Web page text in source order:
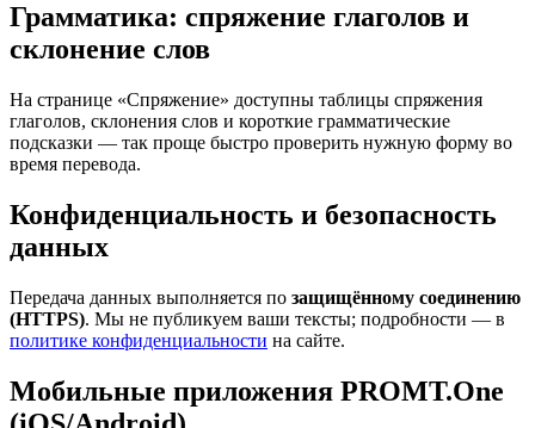
Грамматика: спряжение глаголов и
склонение слов
На странице «Спряжение» доступны таблицы спряжения
глаголов, склонения слов и короткие грамматические
подсказки — так проще быстро проверить нужную форму во
время перевода.
Конфиденциальность и безопасность
данных
Передача данных выполняется по защищённому соединению
(HTTPS). Мы не публикуем ваши тексты; подробности — в
политике конфиденциальности на сайте.
Мобильные приложения PROMT.One